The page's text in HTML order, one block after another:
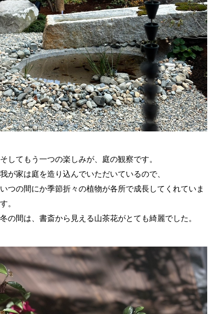
そしてもう一つの楽しみが、庭の観察です。
我が家は庭を造り込んでいただいているので、
いつの間にか季節折々の植物が各所で成長してくれていま
す。
冬の間は、書斎から見える山茶花がとても綺麗でした。